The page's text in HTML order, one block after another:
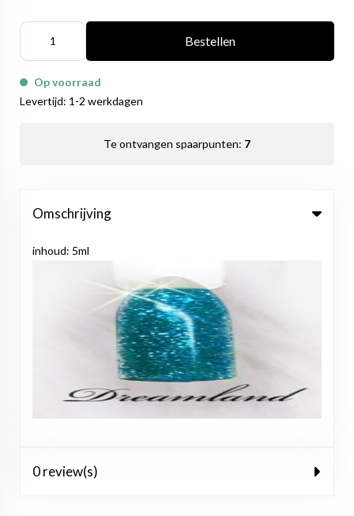
Bestellen
Op voorraad
Levertijd: 1-2 werkdagen
Te ontvangen spaarpunten: 7
Omschrijving
inhoud: 5ml
0 review(s)